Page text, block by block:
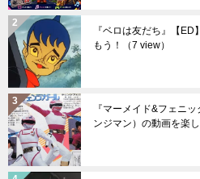
『ベロは友だち』【
もう！
（7 view）
『マーメイド&フェニ
ンジマン）の動画を楽し